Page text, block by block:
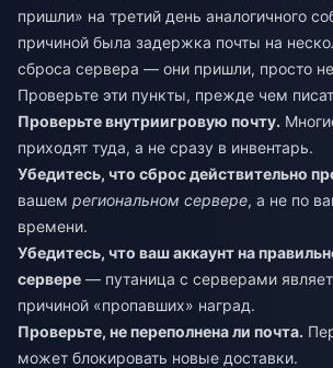
пришли» на третий день аналогичного
причиной была задержка почты на
сброса сервера — они пришли, просто
Проверьте эти пункты, прежде чем
Проверьте внутриигровую почту.
приходят туда, а не сразу в инвентарь.
Убедитесь, что сброс действительно
вашем региональном сервере, а не по
времени.
Убедитесь, что ваш аккаунт на
сервере — путаница с серверами
причиной «пропавших» наград.
Проверьте, не переполнена ли почта.
может блокировать новые доставки.